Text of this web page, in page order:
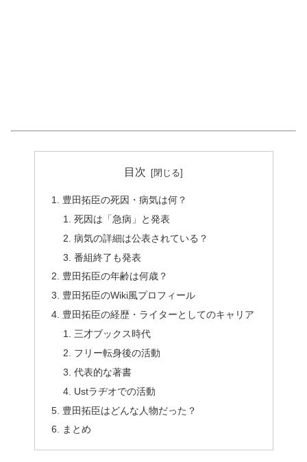
目次
豊田拓臣の死因・病気は何？
死因は「急病」と発表
病気の詳細は公表されている？
番組終了も発表
豊田拓臣の年齢は何歳？
豊田拓臣のWiki風プロフィール
豊田拓臣の経歴・ライターとしてのキャリア
三才ブックス時代
フリー転身後の活動
代表的な著書
Ustラヂオでの活動
豊田拓臣はどんな人物だった？
まとめ